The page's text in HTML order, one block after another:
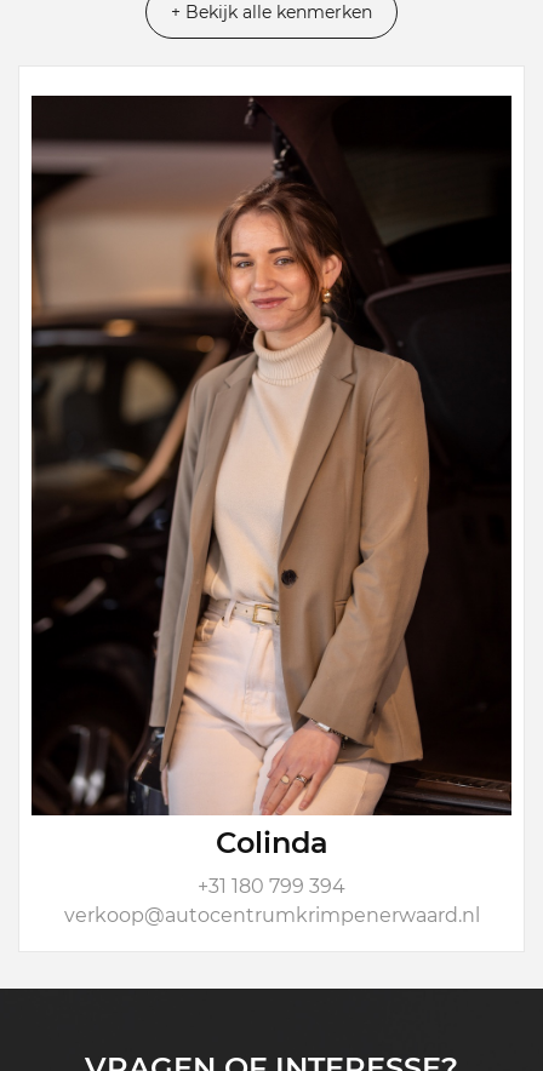
+ Bekijk alle kenmerken
Colinda
+31 180 799 394
verkoop@autocentrumkrimpenerwaard.nl